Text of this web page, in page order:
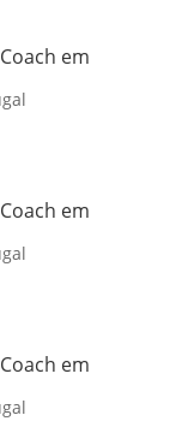
em
em
em